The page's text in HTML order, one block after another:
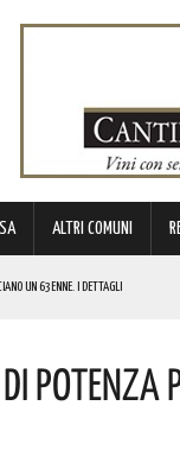
ALTRI COMUNI
UN 63ENNE. I DETTAGLI
AGLI INVESTIMENTI. I DETTAGLI
POTENZA